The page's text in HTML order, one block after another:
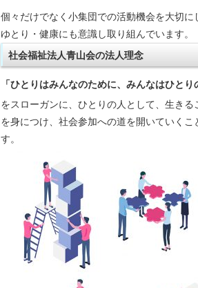
個々だけでなく小集団での活動機会を大切
ゆとり・健康にも意識し取り組んでいます。
社会福祉法人青山会の法人理念
「ひとりはみんなのために、みんなはひとり
をスローガンに、ひとりの人として、生き
を身につけ、社会参加への道を開いていく
す。